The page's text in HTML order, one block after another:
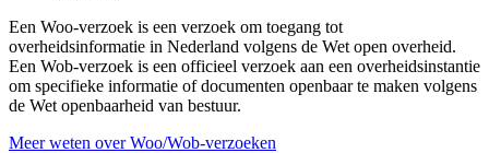
Een Woo-verzoek is een verzoek om toegang tot
overheidsinformatie in Nederland volgens de Wet open overheid.
Een Wob-verzoek is een officieel verzoek aan een overheidsinstantie
om specifieke informatie of documenten openbaar te maken volgens
de Wet openbaarheid van bestuur.
Meer weten over Woo/Wob-verzoeken